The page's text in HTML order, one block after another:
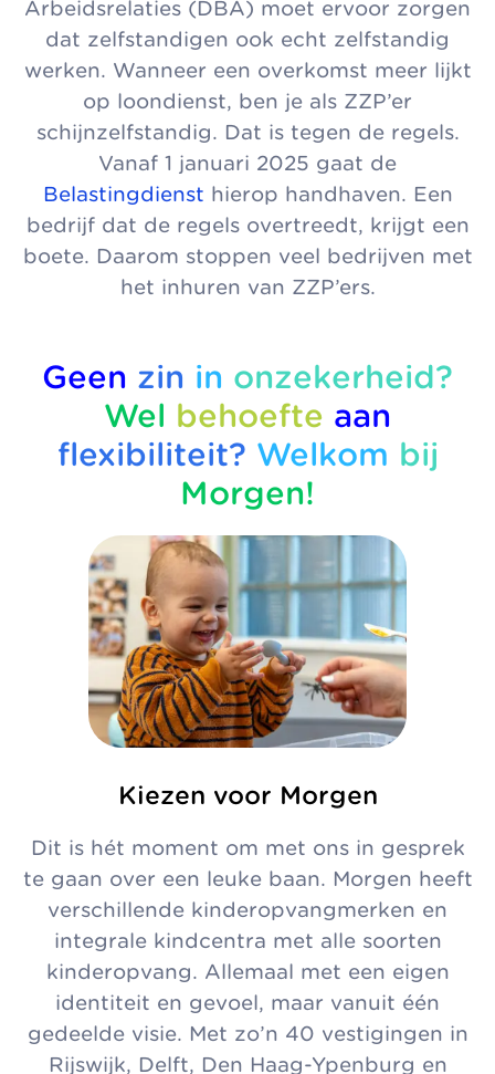
Arbeidsrelaties (DBA) moet ervoor zorgen
dat zelfstandigen ook echt zelfstandig
werken. Wanneer een overkomst meer lijkt
op loondienst, ben je als ZZP’er
schijnzelfstandig. Dat is tegen de regels.
Vanaf 1 januari 2025 gaat de
Belastingdienst hierop handhaven. Een
bedrijf dat de regels overtreedt, krijgt een
boete. Daarom stoppen veel bedrijven met
het inhuren van ZZP’ers.
Geen zin in onzekerheid?
Wel behoefte aan
flexibiliteit? Welkom bij
Morgen!
Kiezen voor Morgen
Dit is hét moment om met ons in gesprek
te gaan over een leuke baan. Morgen heeft
verschillende kinderopvangmerken en
integrale kindcentra met alle soorten
kinderopvang. Allemaal met een eigen
identiteit en gevoel, maar vanuit één
gedeelde visie. Met zo’n 40 vestigingen in
Rijswijk, Delft, Den Haag-Ypenburg en